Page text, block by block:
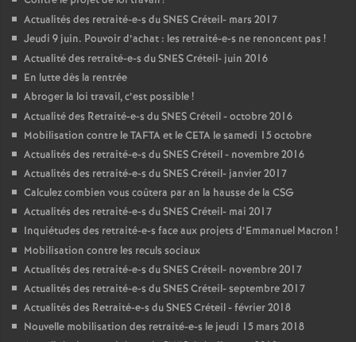
Actualités des retraité-e-s duSNESCréteil- mars 2017
Jeudi 9 juin. Pouvoir d’achat : les retraité-e-s ne renoncent pas !
Actualité des retraité-e-s duSNESCréteil- juin 2016
En lutte dès la rentrée
Abroger la loi travail, c’est possible!
Actualité des Retraité-e-s duSNESCréteil - octobre 2016
Mobilisation contre leTAFTAet leCETA le samedi 15 octobre
Actualités des retraité-e-s duSNESCréteil - novembre 2016
Actualités des retraité-e-s duSNESCréteil- janvier 2017
Calculez combien vous coûtera par an la hausse de la CSG
Actualités des retraité-e-s duSNESCréteil- mai 2017
Inquiétudes des retraité-e-s face aux projets d’Emmanuel Macron !
Mobilisation contre les reculs sociaux
Actualités des retraité-e-s duSNESCréteil- novembre 2017
Actualités des retraité-e-s duSNESCréteil- septembre 2017
Actualités des Retraité-e-s duSNESCréteil - février 2018
Nouvelle mobilisation des retraité-e-s le jeudi 15 mars 2018